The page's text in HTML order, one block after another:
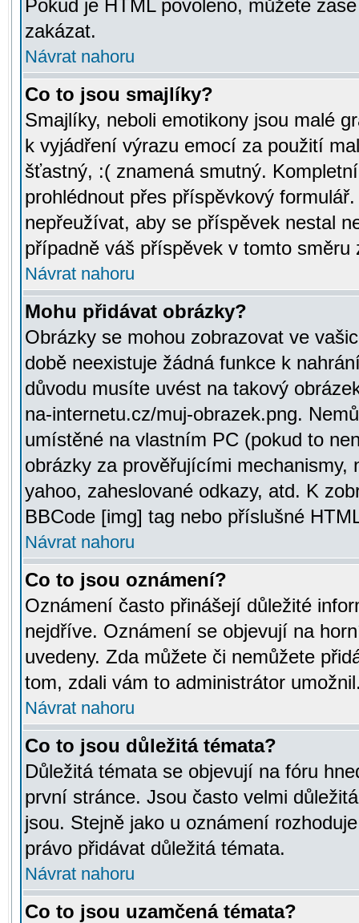
Pokud je HTML povoleno, můžete
zakázat.
Návrat nahoru
Co to jsou smajlíky?
Smajlíky, neboli emotikony jsou malé
k vyjádření výrazu emocí za použití
šťastný, :( znamená smutný.
prohlédnout přes příspěvkový
nepřeužívat, aby se příspěvek nestal
případně váš příspěvek v tomto směru
Návrat nahoru
Mohu přidávat obrázky?
Obrázky se mohou zobrazovat ve
době neexistuje žádná funkce k
důvodu musíte uvést na takový
na-internetu.cz/muj-obrazek.png.
umístěné na vlastním PC (pokud to
obrázky za prověřujícími mechanismy,
yahoo, zaheslované odkazy, atd. K
BBCode [img] tag nebo příslušné
Návrat nahoru
Co to jsou oznámení?
Oznámení často přinášejí důležité
nejdříve. Oznámení se objevují na
uvedeny. Zda můžete či nemůžete
tom, zdali vám to administrátor
Návrat nahoru
Co to jsou důležitá témata?
Důležitá témata se objevují na fóru
první stránce. Jsou často velmi
jsou. Stejně jako u oznámení
právo přidávat důležitá témata.
Návrat nahoru
Co to jsou uzamčená témata?